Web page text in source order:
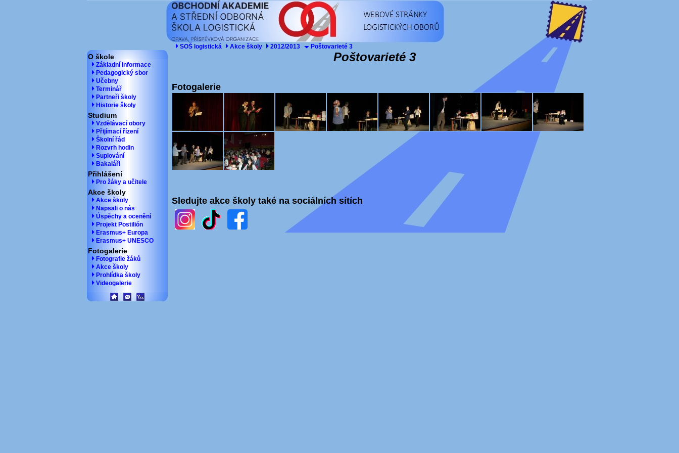
O škole
Základní informace
Pedagogický sbor
Učebny
Terminář
Partneři školy
Historie školy
Studium
Vzdělávací obory
Přijímací řízení
Školní řád
Rozvrh hodin
Suplování
Bakaláři
Přihlášení
Pro žáky a učitele
Akce školy
Akce školy
Napsali o nás
Úspěchy a ocenění
Projekt Postilión
Erasmus+ Europa
Erasmus+ UNESCO
Fotogalerie
Fotografie žáků
Akce školy
Prohlídka školy
Videogalerie
SOŠ logistická Akce školy 2012/2013 Poštovarieté 3
Poštovarieté 3
Fotogalerie
Sledujte akce školy také na sociálních sítích